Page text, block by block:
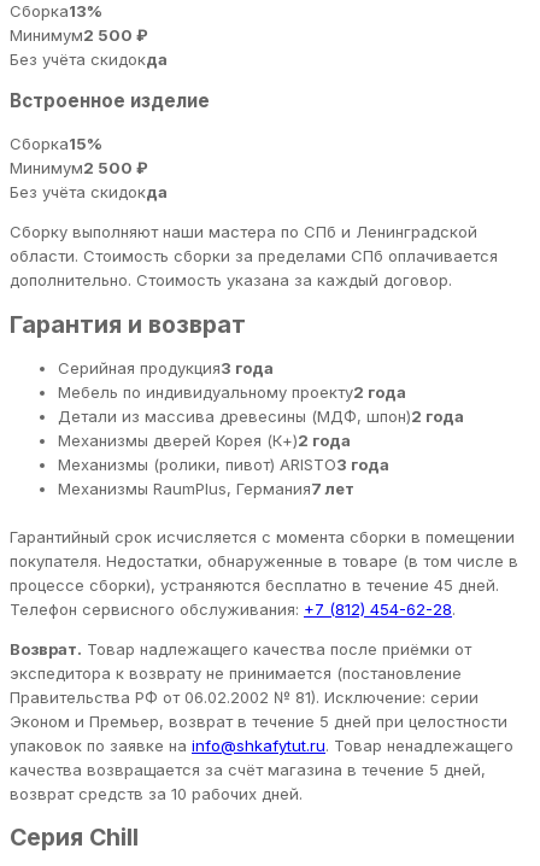
Сборка13%
Минимум2 500 ₽
Без учёта скидокда
Встроенное изделие
Сборка15%
Минимум2 500 ₽
Без учёта скидокда
Сборку выполняют наши мастера по СПб и Ленинградской
области. Стоимость сборки за пределами СПб оплачивается
дополнительно. Стоимость указана за каждый договор.
Гарантия и возврат
Серийная продукция3 года
Мебель по индивидуальному проекту2 года
Детали из массива древесины (МДФ, шпон)2 года
Механизмы дверей Корея (К+)2 года
Механизмы (ролики, пивот) ARISTO3 года
Механизмы RaumPlus, Германия7 лет
Гарантийный срок исчисляется с момента сборки в помещении
покупателя. Недостатки, обнаруженные в товаре (в том числе в
процессе сборки), устраняются бесплатно в течение 45 дней.
Телефон сервисного обслуживания: +7 (812) 454-62-28.
Возврат. Товар надлежащего качества после приёмки от
экспедитора к возврату не принимается (постановление
Правительства РФ от 06.02.2002 № 81). Исключение: серии
Эконом и Премьер, возврат в течение 5 дней при целостности
упаковок по заявке на info@shkafytut.ru. Товар ненадлежащего
качества возвращается за счёт магазина в течение 5 дней,
возврат средств за 10 рабочих дней.
Серия Chill